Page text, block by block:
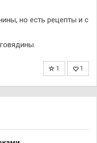
но есть рецепты и с
1 1